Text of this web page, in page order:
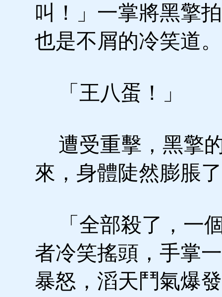
叫！」一掌將黑擎
也是不屑的冷笑道。
「王八蛋！」
遭受重擊，黑擎
來，身體陡然膨脹
「全部殺了，一
者冷笑搖頭，手掌
暴怒，滔天鬥氣爆